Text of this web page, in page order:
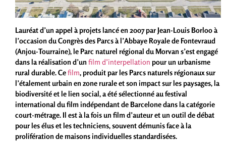
Lauréatd’un appel à projets lancé en 2007 par Jean-Louis Borloo à
l’occasion du Congrès des Parcs à l’Abbaye Royale de Fontevraud
(Anjou-Tourraine), le Parc naturel régional du Morvan s’est engagé
dans la réalisation d’un film d’interpellation pour un urbanisme
rural durable.Cefilm, produit par les Parcs naturels régionaux sur
l’étalement urbain en zone rurale et son impact sur les paysages, la
biodiversité et le lien social, a été sélectionné au festival
international du film indépendant de Barcelone dans la catégorie
court-métrage. Il est à la fois un film d’auteur et un outil de débat
pour les élus et les techniciens, souvent démunis face à la
prolifération de maisons individuelles standardisées.